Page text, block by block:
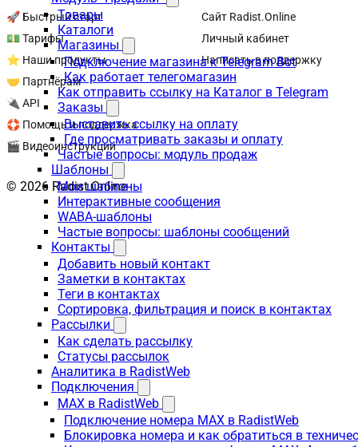
Товары
Каталоги
Магазины
Подключение магазина к Telegram Bot
Как работает телегомагазин
Как отправить ссылку на Каталог в Telegram
Заказы
Выставить ссылку на оплату
Где просматривать заказы и оплату
Частые вопросы: модуль продаж
Шаблоны
Мои шаблоны
Интерактивные сообщения
WABA-шаблоны
Частые вопросы: шаблоны сообщений
Контакты
Добавить новый контакт
Заметки в контактах
Теги в контактах
Сортировка, фильтрация и поиск в контактах
Рассылки
Как сделать рассылку
Статусы рассылок
Аналитика в RadistWeb
Подключения
MAX в RadistWeb
Подключение номера MAX в RadistWeb
Блокировка номера и как обратиться в
🚀 Быстрый старт
💵 Тарифы
⭐ Наши продукты
🤝 Партнёрам
🔌 API
🛟 Помощь и поддержка
🎬 Видеоинструкции
Сайт Radist.Online
Личный кабинет
Написать в поддержку
© 2026 Radist.Online